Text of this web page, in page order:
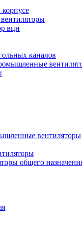
вцн
каналов
вентиляторы
общего